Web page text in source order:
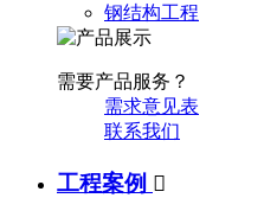
钢结构工程
需要产品服务？
需求意见表
联系我们
工程案例 